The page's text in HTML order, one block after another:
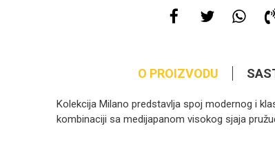
O PROIZVODU
Kolekcija Milano predstavlja spoj modernog i
kombinaciji sa medijapanom visokog sjaja